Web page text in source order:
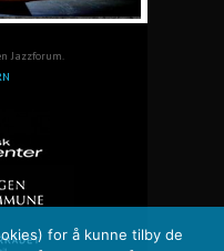
Jazzforum.
for å kunne tilby de